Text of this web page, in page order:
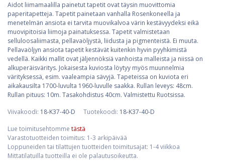
Aidot liimamaalilla painetut tapetit ovat täysin muovittomia
paperitapetteja. Tapetit painetaan vanhalla Rosenkoneella ja
menetelmän ansiota ei tarvita muovikalvoa värin kestävyydeksi eikä
muovipitoisia liimoja painatuksessa. Tapetit valmistetaan
selluloosaliimasta, pellavaöljystä, liidusta ja pigmenteistä. Ei muuta.
Pellavaöljyn ansiota tapetit kestävät kuitenkin hyvin pyyhkimistä
vedellä. Kaikki mallit ovat jäljennöksiä vanhoista malleista ja niissä on
alkuperäisväritys. Jokaisesta kuviosta löytyy myös muunnelmia
värityksessä, esim. vaaleampia sävyjä. Tapeteissa on kuviota eri
aikakausilta 1700-luvulta 1960-luvulle saakka. Rullan leveys: 48cm.
Rullan pituus: 10m. Tasakohdistus 40cm. Valmistettu Ruotsissa.
Viivakoodi: 18-K37-40-D Tuotekoodi: 18-K37-40-D
Lue toimitusehtomme tästä
Varastotuotteiden toimitus: 1-3 arkipäivää
Loppuneiden tai tilattujen tuotteiden toimitusajat: 1-4 viikkoa
Mittatilatuilla tuotteilla ei ole palautusoikeutta.